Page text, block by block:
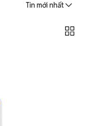
Tin mới nhất